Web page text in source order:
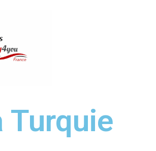
Turquie